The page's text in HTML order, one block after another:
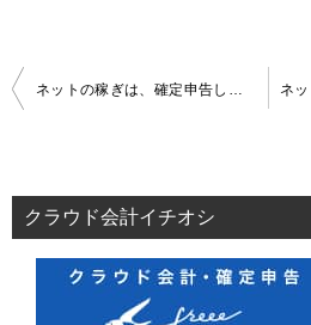
投
稿
ゲ
ー
クラウド会計イチオシ